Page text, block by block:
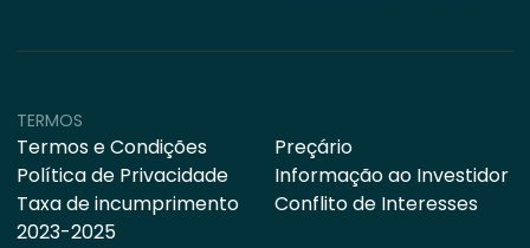
TERMOS
Termos e Condições
Política de Privacidade
Taxa de incumprimento
2023-2025
Preçário
Informação ao Investidor
Conflito de Interesses